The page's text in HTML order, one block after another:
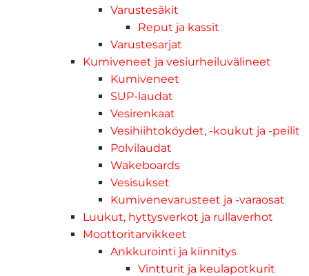
Varustesäkit
Reput ja kassit
Varustesarjat
Kumiveneet ja vesiurheiluvälineet
Kumiveneet
SUP-laudat
Vesirenkaat
Vesihiihtoköydet, -koukut ja -peilit
Polvilaudat
Wakeboards
Vesisukset
Kumivenevarusteet ja -varaosat
Luukut, hyttysverkot ja rullaverhot
Moottoritarvikkeet
Ankkurointi ja kiinnitys
Vintturit ja keulapotkurit